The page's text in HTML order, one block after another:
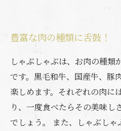
豊富な肉の種類に舌鼓！
しゃぶしゃぶは、お肉の種類
です。黒毛和牛、国産牛、豚
楽しめます。それぞれの肉に
り、一度食べたらその美味し
でしょう。 また、しゃぶし